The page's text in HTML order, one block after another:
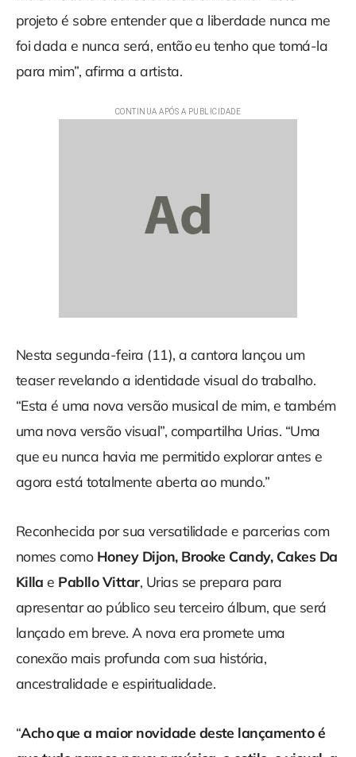
projeto é sobre entender que a liberdade nunca me
foi dada e nunca será, então eu tenho que tomá-la
para mim”, afirma a artista.
Nesta segunda-feira (11), a cantora lançou um
teaser revelando a identidade visual do trabalho.
“Esta é uma nova versão musical de mim, e também
uma nova versão visual”, compartilha Urias. “Uma
que eu nunca havia me permitido explorar antes e
agora está totalmente aberta ao mundo.”
Reconhecida por sua versatilidade e parcerias com
nomes como Honey Dijon, Brooke Candy, Cakes Da
Killa e Pabllo Vittar, Urias se prepara para
apresentar ao público seu terceiro álbum, que será
lançado em breve. A nova era promete uma
conexão mais profunda com sua história,
ancestralidade e espiritualidade.
“Acho que a maior novidade deste lançamento é